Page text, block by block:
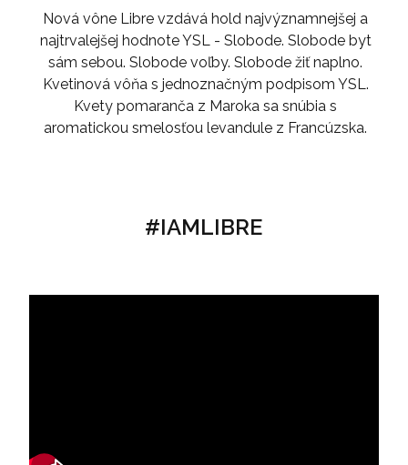
Nová vône Libre vzdává hold najvýznamnejšej a
najtrvalejšej hodnote YSL - Slobode. Slobode byt
sám sebou. Slobode voľby. Slobode žiť naplno.
Kvetinová vôňa s jednoznačným podpisom YSL.
Kvety pomaranča z Maroka sa snúbia s
aromatickou smelosťou levandule z Francúzska.
#IAMLIBRE